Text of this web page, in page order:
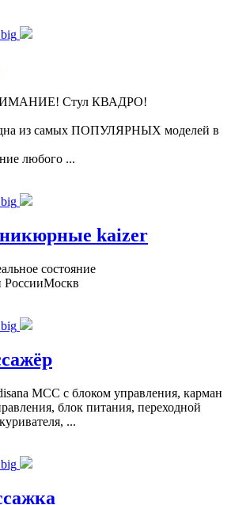
Стул КВАДРО!
из самых ПОПУЛЯРНЫХ моделей в
любого ...
kaizer
состояние
РоссииМоскв
MCC с блоком управления, карман
блок питания, переходной
...